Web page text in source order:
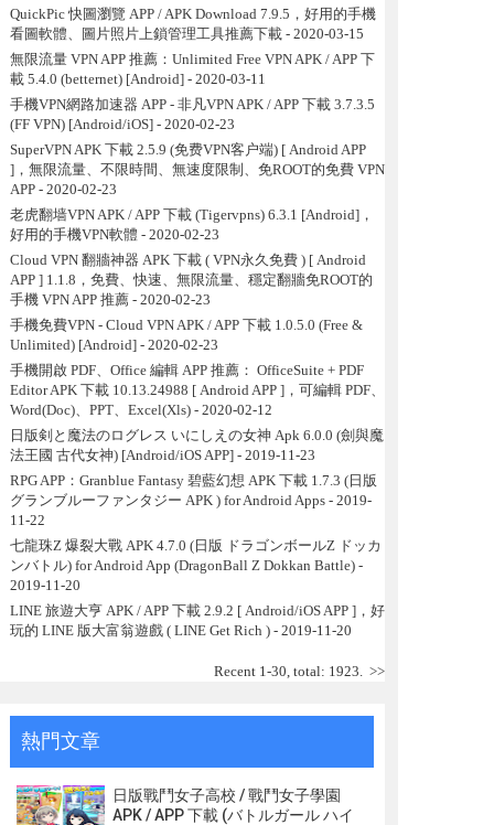
QuickPic 快圖瀏覽 APP / APK Download 7.9.5，好用的手機
看圖軟體、圖片照片上鎖管理工具推薦下載- 2020-03-15
無限流量 VPN APP 推薦：Unlimited Free VPN APK / APP 下
載 5.4.0 (betternet) [Android]- 2020-03-11
手機VPN網路加速器 APP - 非凡VPN APK / APP 下載 3.7.3.5
(FF VPN) [Android/iOS]- 2020-02-23
SuperVPN APK 下載 2.5.9 (免费VPN客户端) [ Android APP
]，無限流量、不限時間、無速度限制、免ROOT的免費 VPN
APP- 2020-02-23
老虎翻墙VPN APK / APP 下載 (Tigervpns) 6.3.1 [Android]，
好用的手機VPN軟體 - 2020-02-23
Cloud VPN 翻牆神器 APK 下載 ( VPN永久免費 ) [ Android
APP ] 1.1.8，免費、快速、無限流量、穩定翻牆免ROOT的
手機 VPN APP 推薦- 2020-02-23
手機免費VPN - Cloud VPN APK / APP 下載 1.0.5.0 (Free &
Unlimited) [Android]- 2020-02-23
手機開啟 PDF、Office 編輯 APP 推薦： OfficeSuite + PDF
Editor APK 下載 10.13.24988 [ Android APP ]，可編輯 PDF、
Word(Doc)、PPT、Excel(Xls)- 2020-02-12
日版剣と魔法のログレス いにしえの女神 Apk 6.0.0 (劍與魔
法王國 古代女神) [Android/iOS APP]- 2019-11-23
RPG APP：Granblue Fantasy 碧藍幻想 APK 下載 1.7.3 (日版
グランブルーファンタジー APK ) for Android Apps - 2019-
11-22
七龍珠Z 爆裂大戰 APK 4.7.0 (日版 ドラゴンボールZ ドッカ
ンバトル) for Android App (DragonBall Z Dokkan Battle)-
2019-11-20
LINE 旅遊大亨 APK / APP 下載 2.9.2 [ Android/iOS APP ]，好
玩的 LINE 版大富翁遊戲 ( LINE Get Rich )- 2019-11-20
Recent 1-30, total: 1923. >>
熱門文章
日版戰鬥女子高校 / 戰鬥女子學園
APK / APP 下載 (バトルガール ハイ